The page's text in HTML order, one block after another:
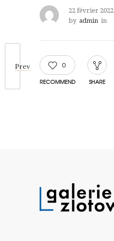
Prev
22 février 2022
by admin in
0
RECOMMEND SHARE